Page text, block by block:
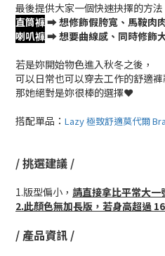
最後提供大家一個快速抉擇的方法
直筒褲➡️ 想修飾假胯寬、馬鞍肉
喇叭褲➡️ 想要曲線感、同時修飾
若是妳開始物色進入秋冬之後，
可以日常也可以穿去工作的舒適褲
那她絕對是妳很棒的選擇❤️
搭配單品： Lazy 極致舒適莫代爾
/ 挑選建議 /
1.版型偏小， 請直接拿比平常大一
2.此顏色無加長版，若身高超過
/ 產品資訊 /